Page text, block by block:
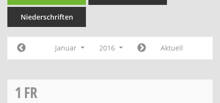
Niederschriften
Januar 2016 Aktuell
1 FR